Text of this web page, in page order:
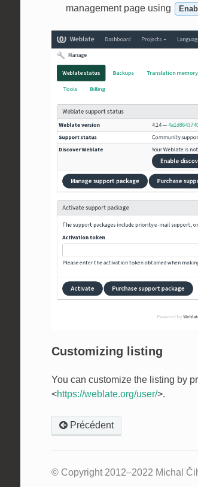
management page using
Customizing listing
You can customize the listing by
<https://weblate.org/user/>.
Précédent
© Copyright 2012–2022 Michal